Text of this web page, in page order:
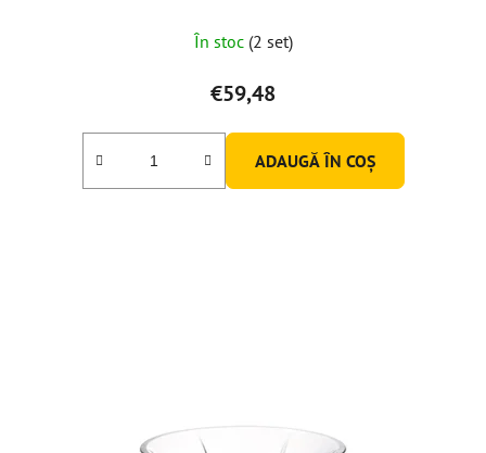
În stoc (2 set)
€59,48
ADAUGĂ ÎN COŞ